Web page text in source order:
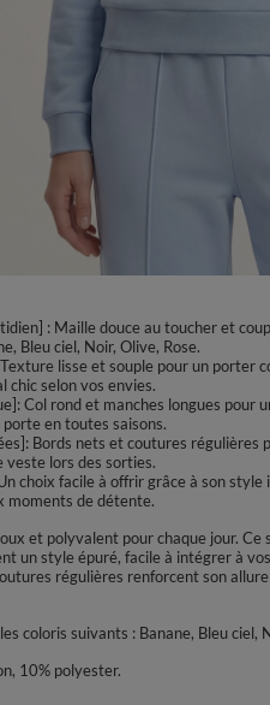
: Maille douce au toucher et
Bleu ciel, Noir, Olive, Rose.
lisse et souple pour un porter
chic selon vos envies.
Col rond et manches longues
porte en toutes saisons.
Bords nets et coutures
veste lors des sorties.
choix facile à offrir grâce à son
moments de détente.
et polyvalent pour chaque jour.
un style épuré, facile à intégrer à
régulières renforcent son
coloris suivants : Banane, Bleu ciel,
10% polyester.